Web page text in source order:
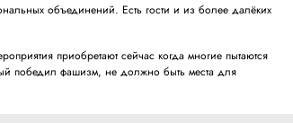
объединений. Есть гости и из более далёких
приобретают сейчас когда многие пытаются
победил фашизм, не должно быть места для